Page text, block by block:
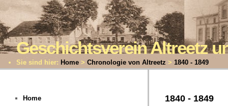
Geschichtsverein Altreetz
Sie sind hier: Home > Chronologie von Altreetz > 1840 - 1849
Home
1840 - 1849